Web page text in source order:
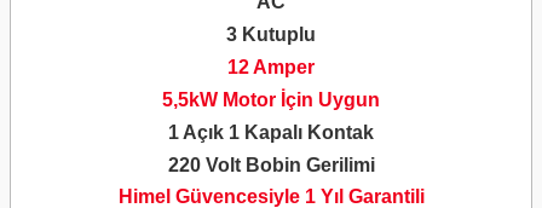
3 Kutuplu
12 Amper
5,5kW Motor İçin Uygun
1 Açık 1 Kapalı Kontak
220 Volt Bobin Gerilimi
Himel Güvencesiyle 1 Yıl Garantili